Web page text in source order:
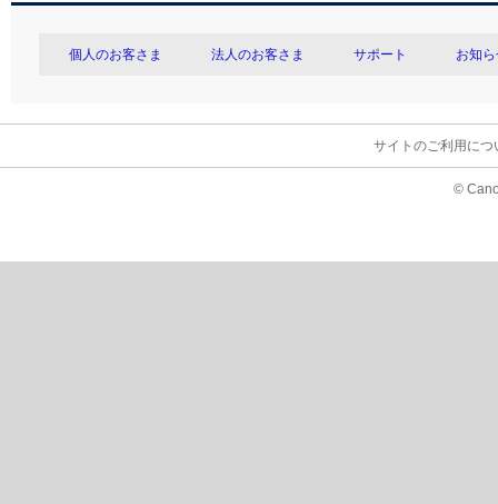
個人のお客さま 法人のお客さま サポート お知
サイトのご利用につ
©